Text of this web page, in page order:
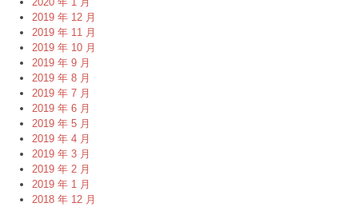
2019 年 12 月
2019 年 11 月
2019 年 10 月
2019 年 9 月
2019 年 8 月
2019 年 7 月
2019 年 6 月
2019 年 5 月
2019 年 4 月
2019 年 3 月
2019 年 2 月
2019 年 1 月
2018 年 12 月